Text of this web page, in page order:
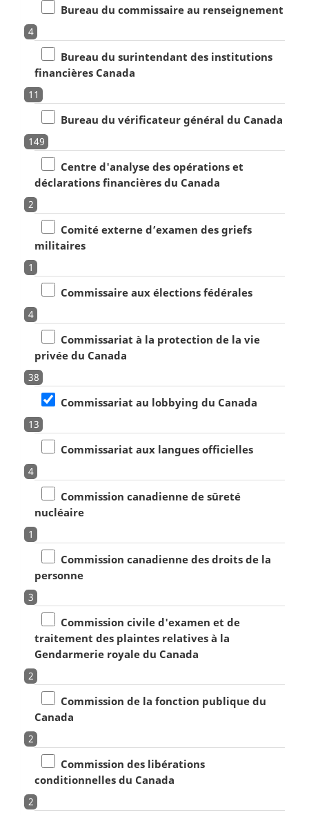
Bureau du commissaire au renseignement
4
Bureau du surintendant des institutions
financières Canada
11
Bureau du vérificateur général du Canada
149
Centre d'analyse des opérations et
déclarations financières du Canada
2
Comité externe d’examen des griefs
militaires
1
Commissaire aux élections fédérales
4
Commissariat à la protection de la vie
privée du Canada
38
Commissariat au lobbying du Canada
13
Commissariat aux langues officielles
4
Commission canadienne de sûreté
nucléaire
1
Commission canadienne des droits de la
personne
3
Commission civile d'examen et de
traitement des plaintes relatives à la
Gendarmerie royale du Canada
2
Commission de la fonction publique du
Canada
2
Commission des libérations
conditionnelles du Canada
2